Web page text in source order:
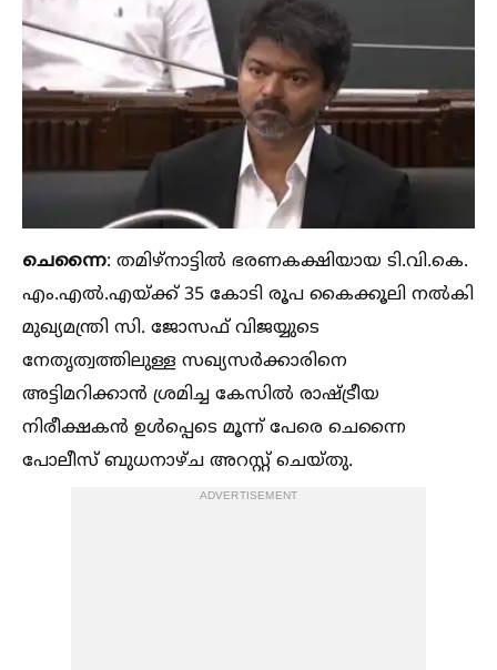
ചെന്നൈ: തമിഴ്നാട്ടില്‍ ഭരണകക്ഷിയായ ടി.വി.കെ.
എം.എല്‍.എയ്ക്ക് 35 കോടി രൂപ കൈക്കൂലി നല്‍കി
മുഖ്യമന്ത്രി സി. ജോസഫ് വിജയ്യുടെ
നേതൃത്വത്തിലുള്ള സഖ്യസര്‍ക്കാരിനെ
അട്ടിമറിക്കാന്‍ ശ്രമിച്ച കേസില്‍ രാഷ്ട്രീയ
നിരീക്ഷകന്‍ ഉള്‍പ്പെടെ മൂന്ന് പേരെ ചെന്നൈ
പോലീസ് ബുധനാഴ്ച അറസ്റ്റ് ചെയ്തു.
ADVERTISEMENT